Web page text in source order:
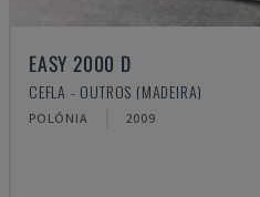
EASY 2000 D
CEFLA - OUTROS (MADEIRA)
POLÓNIA 2009